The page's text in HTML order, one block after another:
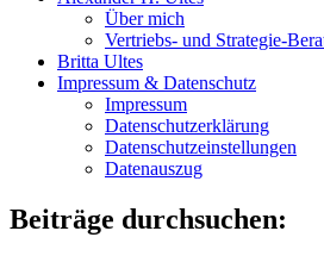
Über mich
Vertriebs- und Strategie-
Britta Ultes
Impressum & Datenschutz
Impressum
Datenschutzerklärung
Datenschutzeinstellungen
Datenauszug
Beiträge durchsuchen: